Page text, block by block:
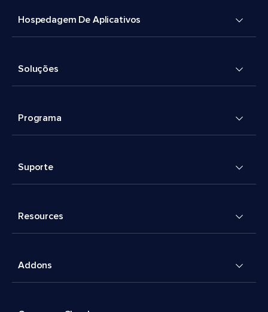
Hospedagem De Aplicativos
Soluções
Programa
Suporte
Resources
Addons